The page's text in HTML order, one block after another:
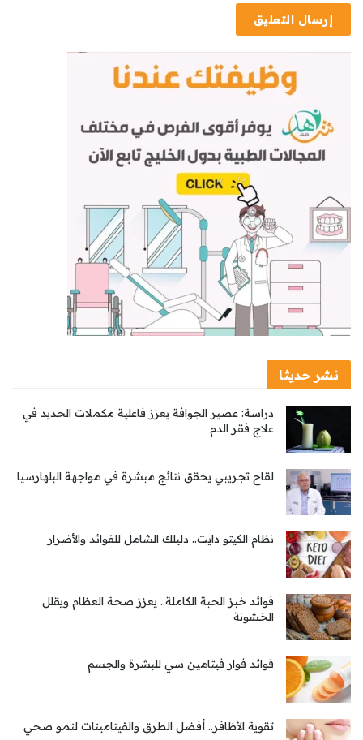
نشر حديثا
دراسة: عصير الجوافة يعزز فاعلية مكملات الحديد في
علاج فقر الدم
لقاح تجريبي يحقق نتائج مبشرة في مواجهة البلهارسيا
نظام الكيتو دايت.. دليلك الشامل للفوائد والأضرار
فوائد خبز الحبة الكاملة.. يعزز صحة العظام ويقلل
الخشونة
فوائد فوار فيتامين سي للبشرة والجسم
تقوية الأظافر.. أفضل الطرق والفيتامينات لنمو صحي